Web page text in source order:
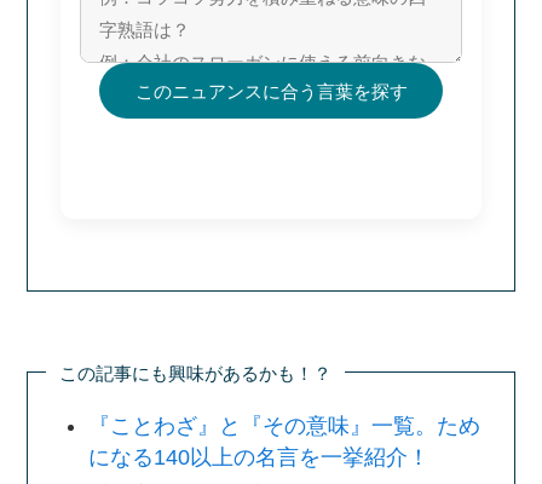
このニュアンスに合う言葉を探す
この記事にも興味があるかも！？
『ことわざ』と『その意味』一覧。ため
になる140以上の名言を一挙紹介！